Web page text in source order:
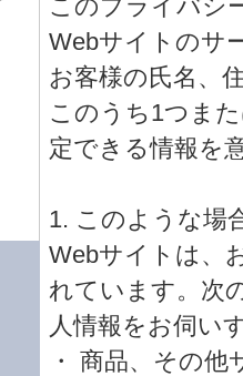
このプライバシ
Webサイトのサ
お客様の氏名、
このうち1つま
定できる情報を
1. このような場
Webサイトは、
れています。次
人情報をお伺い
・ 商品、その